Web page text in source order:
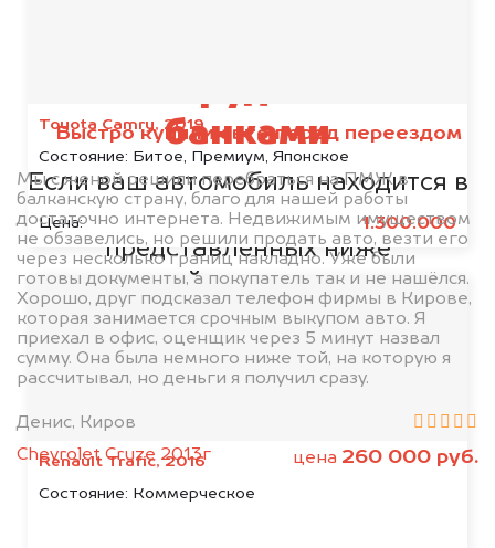
Toyota Camry, 2019
Состояние: Битое, Премиум, Японское
Цена: 1.300.000
Renault Trafic, 2016
Состояние: Коммерческое
Быстро купили авто перед переездом
Мы с женой решили перебраться на ПМЖ в
балканскую страну, благо для нашей работы
достаточно интернета. Недвижимым имуществом
не обзавелись, но решили продать авто, везти его
через несколько границ накладно. Уже были
готовы документы, а покупатель так и не нашёлся.
Хорошо, друг подсказал телефон фирмы в Кирове,
которая занимается срочным выкупом авто. Я
приехал в офис, оценщик через 5 минут назвал
сумму. Она была немного ниже той, на которую я
рассчитывал, но деньги я получил сразу.
Денис, Киров
Chevrolet Cruze 2013г
цена 260 000 руб.
банками
Если ваш автомобиль находится в
кредите или залоге у одной из
представленных ниже
организаций, то мы купим его на
5% дороже!